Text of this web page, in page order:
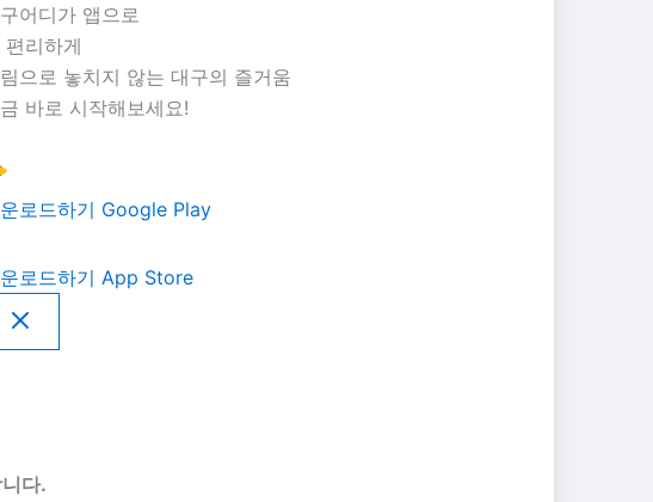
어디가 앱으로
편리하게
으로 놓치지 않는 대구의 즐거움
바로 시작해보세요!
로드하기 Google Play
로드하기 App Store
다.